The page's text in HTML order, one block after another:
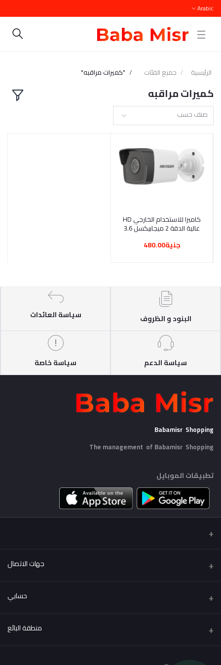
Arabic
الرئيسية جميع الفئات "كميرات مراقبه"
كميرات مراقبه
صنف حسب
أضف إلى السلة كاميرا للاستخدام الخارجي HD
عالية الدقة 2 ميجابيكسل 3.6
2CE16D0T-EXIPF، سلكي، جنية480.00
البنود و الظروف سياسة العائدات
سياسة الدعم سياسة خاصة
Babamisr Shopping
The management of Babamisr Shopping
تطبيقات الموبايل
جهات الاتصال
عنوان
Babamisr Shopping
هاتف
حسابي
تسجيل الدخول
منطقة البائع